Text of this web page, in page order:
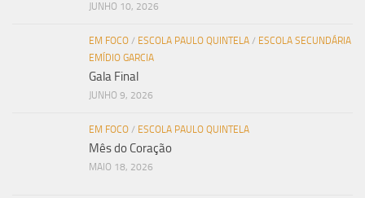
JUNHO 10, 2026
EM FOCO / ESCOLA PAULO QUINTELA / ESCOLA SECUNDÁRIA
EMÍDIO GARCIA
Gala Final
JUNHO 9, 2026
EM FOCO / ESCOLA PAULO QUINTELA
Mês do Coração
MAIO 18, 2026